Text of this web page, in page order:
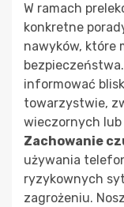
W ramach
konkretne
nawyków, które
informować
towarzystwie,
wieczornych
Zachowanie
używania
ryzykownych
zagrożeniu.